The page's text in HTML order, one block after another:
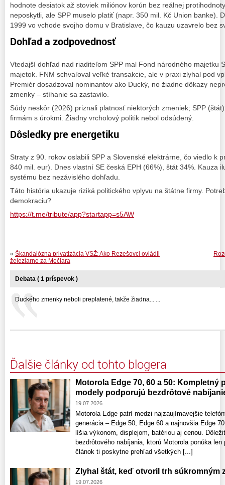
hodnote desiatok až stoviek miliónov korún bez reálnej
neposkytli, ale SPP muselo platiť (napr. 350 mil. Kč Union banke).
1999 vo vchode svojho domu v Bratislave, čo kauzu uzavrelo bez
Dohľad a zodpovednosť
Vtedajší dohľad nad riaditeľom SPP mal Fond národného majetku
majetok. FNM schvaľoval veľké transakcie, ale v praxi zlyhal pod
Premiér dosadzoval nominantov ako Ducký, no žiadne dôkazy
zmenky – stíhanie sa zastavilo.
Súdy neskôr (2026) priznali platnosť niektorých zmeniek; SPP
firmám s úrokmi. Žiadny vrcholový politik nebol odsúdený.
Dôsledky pre energetiku
Straty z 90. rokov oslabili SPP a Slovenské elektrárne, čo viedlo k
840 mil. eur). Dnes vlastní SE česká EPH (66%), štát 34%. Kauza
systému bez nezávislého dohľadu.
Táto história ukazuje riziká politického vplyvu na štátne firmy.
demokraciu?
https://t.me/tribute/app?startapp=s5AW
« Škandalózna privatizácia VSŽ: Ako Rezešovci ovládli
železiarne za Mečiara
Debata ( 1 príspevok )
Duckého zmenky neboli preplatené, takže žiadna... ...
Ďalšie články od tohto blogera
Motorola Edge 70, 60 a 50:
modely podporujú bezdrôtové
19.07.2026
Motorola Edge patrí medzi najzaujímavejšie
generácia – Edge 50, Edge 60 a najnovšia Edge
líšia výkonom, displejom, batériou aj cenou.
bezdrôtového nabíjania, ktorú Motorola ponúka
článok ti poskytne prehľad všetkých [...]
Zlyhal štát, keď otvoril trh súkromným
19.07.2026